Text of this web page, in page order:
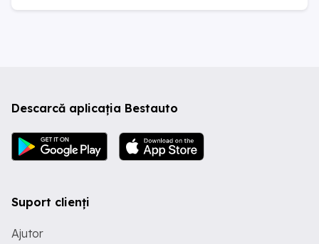
Descarcă aplicația Bestauto
Suport clienți
Ajutor